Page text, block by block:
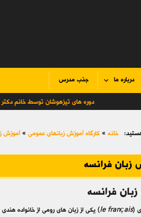
درباره ما جذب مدرس
دوره های تیزهوشان توسط خانم دکتر
خانه » کارگاه آموزش زبانهای عمومی » آموزش
زبان فرانسه
فرانسه
(
le français) یکی از زبان های رومی از خانواده هندی